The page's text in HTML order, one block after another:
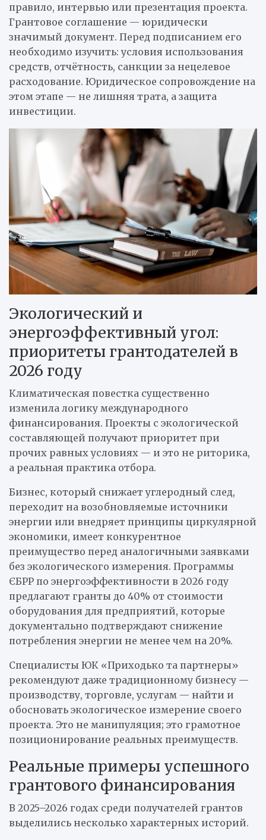
правило, интервью или презентация проекта.
Грантовое соглашение — юридически
значимый документ. Перед подписанием его
необходимо изучить: условия использования
средств, отчётность, санкции за нецелевое
расходование. Юридическое сопровождение на
этом этапе — не лишняя трата, а защита
инвестиции.
Экологический и
энергоэффективный угол:
приоритеты грантодателей в
2026 году
Климатическая повестка существенно
изменила логику международного
финансирования. Проекты с экологической
составляющей получают приоритет при
прочих равных условиях — и это не риторика,
а реальная практика отбора.
Бизнес, который снижает углеродный след,
переходит на возобновляемые источники
энергии или внедряет принципы циркулярной
экономики, имеет конкурентное
преимущество перед аналогичными заявками
без экологического измерения. Программы
ЄБРР по энергоэффективности в 2026 году
предлагают гранты до 40% от стоимости
оборудования для предприятий, которые
документально подтверждают снижение
потребления энергии не менее чем на 20%.
Специалисты ЮК «Приходько та партнеры»
рекомендуют даже традиционному бизнесу —
производству, торговле, услугам — найти и
обосновать экологическое измерение своего
проекта. Это не манипуляция; это грамотное
позиционирование реальных преимуществ.
Реальные примеры успешного
грантового финансирования
В 2025–2026 годах среди получателей грантов
выделились несколько характерных историй.